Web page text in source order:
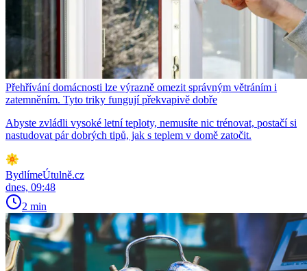
Přehřívání domácnosti lze výrazně omezit správným větráním i
zatemněním. Tyto triky fungují překvapivě dobře
Abyste zvládli vysoké letní teploty, nemusíte nic trénovat, postačí si
nastudovat pár dobrých tipů, jak s teplem v domě zatočit.
BydlímeÚtulně.cz
dnes, 09:48
2 min